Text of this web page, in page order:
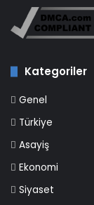
Kategoriler
Genel
Türkiye
Asayiş
Ekonomi
Siyaset